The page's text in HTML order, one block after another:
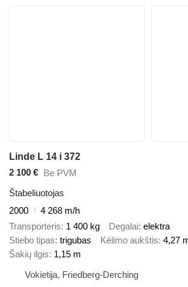
Linde L 14 i 372
2 100 € Be PVM
Štabeliuotojas
2000
4 268 m/h
Transporteris 1 400 kg Degalai elektra
Stiebo tipas trigubas Kėlimo aukštis 4,27
Šakių ilgis 1,15 m
Vokietija, Friedberg-Derching